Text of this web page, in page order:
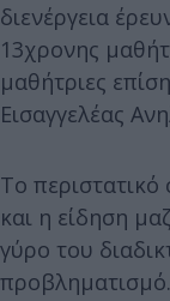
διενέργεια
13χρονης
μαθήτριες
Εισαγγελέας
Το
και η είδηση
γύρο του
προβληματισμό.